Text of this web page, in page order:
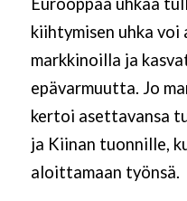
kiihtymisen uhka
markkinoilla ja
epävarmuutta. Jo
kertoi asettavansa
ja Kiinan tuonnille,
aloittamaan työnsä.